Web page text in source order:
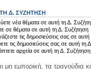
Δ. ΣΥΖΉΤΗΣΗ
νέα θέματα σε αυτή τη Δ.
σε θέματα σε αυτή τη Δ. Συζήτηση
τις δημοσιεύσεις σας σε
τις δημοσιεύσεις σας σε αυτή τη
αρχεία σε αυτή τη Δ. Συζήτηση
μη εμπορική, τα τραγούδια